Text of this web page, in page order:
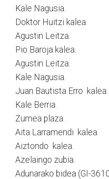
Kale Nagusia.
Doktor Huitzi kalea.
Agustin Leitza.
Pio Baroja kalea.
Agustin Leitza.
Kale Nagusia.
Juan Bautista Erro kalea.
Kale Berria.
Zumea plaza.
Aita Larramendi kalea.
Aiztondo kalea.
Azelaingo zubia.
Adunarako bidea (GI-